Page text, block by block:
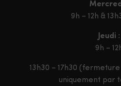
9h – 12h &
Jeudi :
9h –
13h30 – 17h30
uniquement par